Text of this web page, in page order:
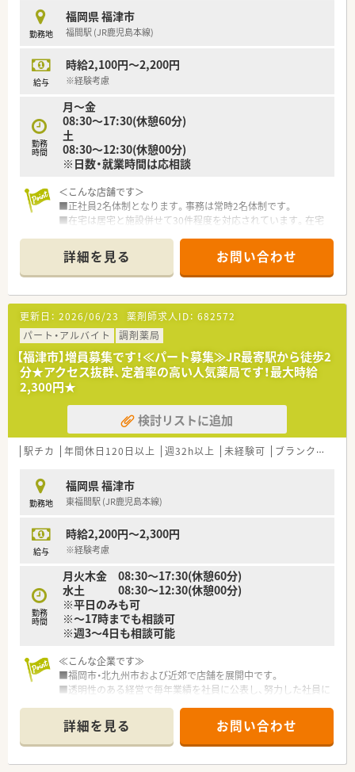
■最新機器や処方せん送信アプリ導入で、薬剤師の負担を軽減す
ると共に患者様の待機時間を短縮しております。
有給休暇を気兼ねなく取得したいと考える方に最適な環境で
す。
■大手グループの安定した基盤の中で、手厚い福利厚生や教育体
す。
■住宅手当の支援を受けながら新しい土地で再出発をしたい方
す。
勤務地
福岡県 福津市
福間駅 (JR鹿児島本線)
給与
時給2,100円～2,200円
※経験考慮
勤務
時間
月～金
08:30～17:30(休憩60分)
土
08:30～12:30(休憩00分)
※日数・就業時間は応相談
＜こんな店舗です＞
■正社員2名体制となります。事務は常時2名体制です。
■在宅は居宅と施設併せて30件程度を対応されています。在宅
■内科・胃腸科・循環器・外科・整形外科を応需していらっしゃい
ます。
■事務の体制も手厚く、サポートして下さります。
■17:30終業のため、プライベートとの両立が図りやすい職場で
す。
■お近くにはショッピングモールもあるため、お昼休憩や通勤途
中のお買い物にも便利な立地です。
■未経験者の方は時給2,000円スタートとなります。
＜こんな会社です＞
■福岡県内に3店舗展開しており、各店舗でしっかりと連携が取
れているので、サポート体制も安心です。
■地域の患者様にとって身近な薬局を目指して、一人ひとりの声
にしっかり耳を傾けるよう心掛けています。
■毎月店舗毎に面談を実施しています。
でき、風通しのいい環境です。
■近隣で店舗展開をされており、ヘルプ体制も整っています。
■定期的に面談の時間を設けているなど、お一人お一人が長く、
安心して働けるような取り組みを会社で取り組まれています。
詳細を見る お問い合わせ
更新日： 2026/06/23 薬剤師求人ID： 682572
パート・アルバイト
調剤薬局
【福津市】増員募集です！≪パート募集≫JR最寄駅から徒歩2
分★アクセス抜群、定着率の高い人気薬局です！最大時給
2,300円★
検討リストに追加
駅チカ 年間休日120日以上 週32h以上 未経験可 ブランク可
勤務地
福岡県 福津市
東福間駅 (JR鹿児島本線)
給与
時給2,200円～2,300円
※経験考慮
勤務
時間
月火木金 08:30～17:30(休憩60分)
水土 08:30～12:30(休憩00分)
※平日のみも可
※～17時までも相談可
※週3～4日も相談可能
≪こんな企業です≫
■福岡市・北九州市および近郊で店舗を展開中です。
■透明性のある経営で毎年業績を社員に公表し、努力した社員に
■学会等の参加費用は会社で負担！スキルアップを支援する体制
が整っております。
■希望休はほぼ100％取得可能！お休みも取りやすい環境です。
詳細を見る お問い合わせ